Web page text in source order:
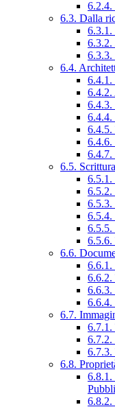
6.2.4.
6.3. Dalla
6.3.1.
6.3.2.
6.3.3.
6.4.
6.4.1.
6.4.2.
6.4.3.
6.4.4.
6.4.5.
6.4.6.
6.4.7.
6.5.
6.5.1.
6.5.2.
6.5.3.
6.5.4.
6.5.5.
6.5.6.
6.6.
6.6.1.
6.6.2.
6.6.3.
6.6.4.
6.7.
6.7.1.
6.7.2.
6.7.3.
6.8.
6.8.1.
6.8.2.